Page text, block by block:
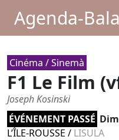
Agenda-
Cinéma / Sinemà
F1 Le Film
Joseph Kosinski
ÉVÉNEMENT PASSÉ
L’ÎLE-ROUSSE / LISULA